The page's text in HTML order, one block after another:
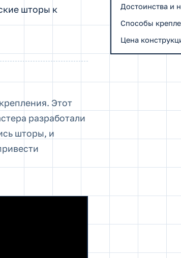
шторы к
Этот
разработали
шторы, и
Достоинства и
Способы
Цена